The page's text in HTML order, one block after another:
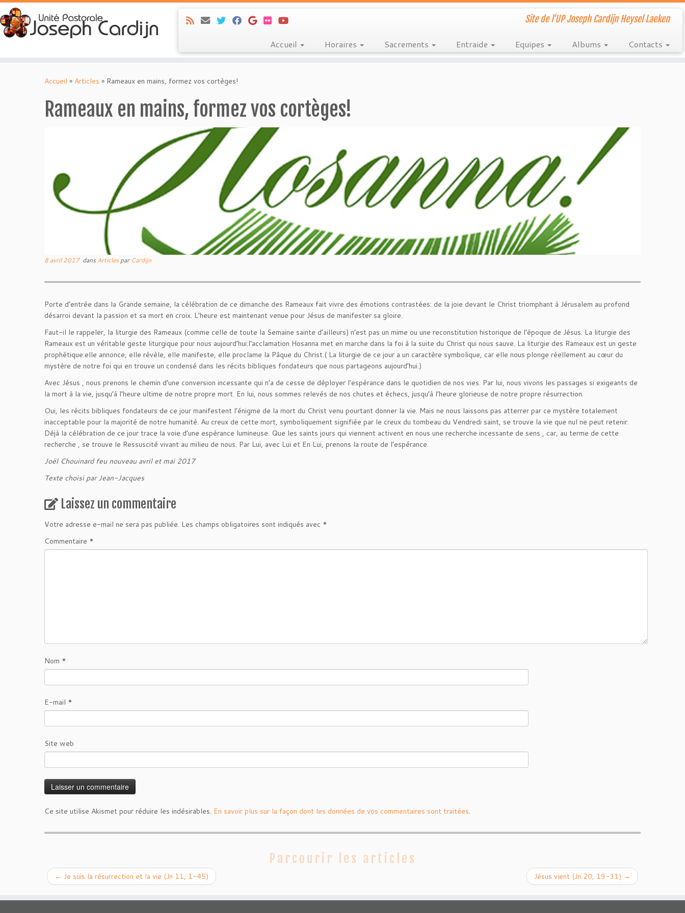
Site de l'UP Joseph Cardijn Heysel Laeken
Accueil Horaires Sacrements Entraide Equipes Albums Contacts
Accueil » Articles » Rameaux en mains, formez vos cortèges!
Rameaux en mains, formez vos cortèges!
8 avril 2017dans Articles par Cardijn
Porte d’entrée dans la Grande semaine, la célébration de ce dimanche des Rameaux fait vivre des émotions contrastées: de la joie devant le Christ triomphant à Jérusalem au profond
désarroi devant la passion et sa mort en croix. L’heure est maintenant venue pour Jésus de manifester sa gloire.
Faut-il le rappeler, la liturgie des Rameaux (comme celle de toute la Semaine sainte d’ailleurs) n’est pas un mime ou une reconstitution historique de l’époque de Jésus. La liturgie des
Rameaux est un véritable geste liturgique pour nous aujourd’hui:l’acclamation Hosanna met en marche dans la foi à la suite du Christ qui nous sauve. La liturgie des Rameaux est un geste
prophétique:elle annonce, elle révèle, elle manifeste, elle proclame la Pâque du Christ.( La liturgie de ce jour a un caractère symbolique, car elle nous plonge réellement au cœur du
mystère de notre foi qui en trouve un condensé dans les récits bibliques fondateurs que nous partageons aujourd’hui.)
Avec Jésus , nous prenons le chemin d’une conversion incessante qui n’a de cesse de déployer l’espérance dans le quotidien de nos vies. Par lui, nous vivons les passages si exigeants de
la mort à la vie, jusqu’à l’heure ultime de notre propre mort. En lui, nous sommes relevés de nos chutes et échecs, jusqu’à l’heure glorieuse de notre propre résurrection.
Oui, les récits bibliques fondateurs de ce jour manifestent l’énigme de la mort du Christ venu pourtant donner la vie. Mais ne nous laissons pas atterrer par ce mystère totalement
inacceptable pour la majorité de notre humanité. Au creux de cette mort, symboliquement signifiée par le creux du tombeau du Vendredi saint, se trouve la vie que nul ne peut retenir.
Déjà la célébration de ce jour trace la voie d’une espérance lumineuse. Que les saints jours qui viennent activent en nous une recherche incessante de sens , car, au terme de cette
recherche , se trouve le Ressuscité vivant au milieu de nous. Par Lui, avec Lui et En Lui, prenons la route de l’espérance.
Joël Chouinard feu nouveau avril et mai 2017
Texte choisi par Jean-Jacques
Laissez un commentaire
Votre adresse e-mail ne sera pas publiée. Les champs obligatoires sont indiqués avec *
Commentaire *
Nom *
E-mail *
Site web
Ce site utilise Akismet pour réduire les indésirables. En savoir plus sur la façon dont les données de vos commentaires sont traitées.
Parcourir les articles
← Je suis la résurrection et la vie (Jn 11, 1-45) Jésus vient (Jn 20, 19-31) →